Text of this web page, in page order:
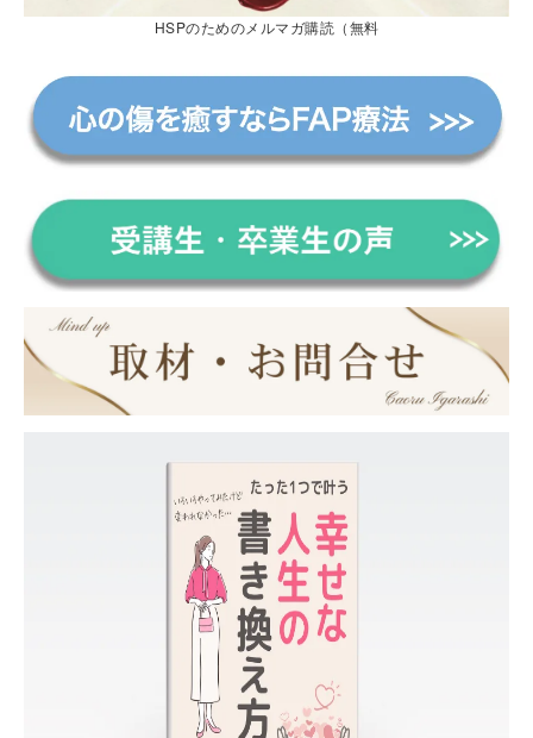
HSPのためのメルマガ購読（無料